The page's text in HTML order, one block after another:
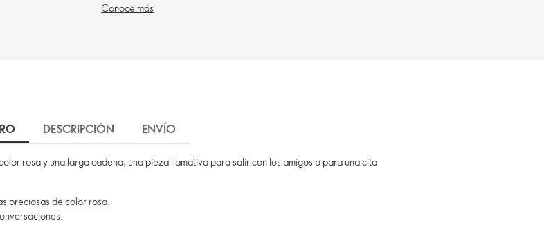
Conoce más
DESCRIPCIÓN ENVÍO
rosa y una larga cadena, una pieza llamativa para salir con los amigos o para una cita
preciosas de color rosa.